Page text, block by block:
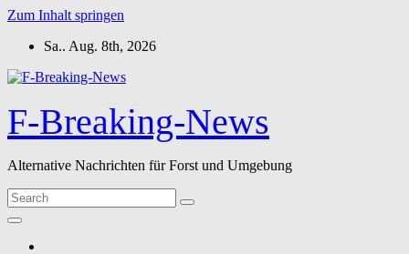
Zum Inhalt springen
Sa.. Aug. 8th, 2026
F-Breaking-News
Alternative Nachrichten für Forst und Umgebung